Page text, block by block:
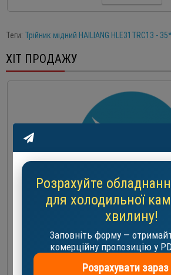
Теги: Трійник мідний HAILIANG HLE31TRC13 -
ХІТ ПРОДАЖУ
Компресор кондиціонера Invotech
547.0 EUR
- +
Розрахуйте
для холодильної
хвилину!
Заповніть форму —
комерційну пропозицію у
Розрахувати